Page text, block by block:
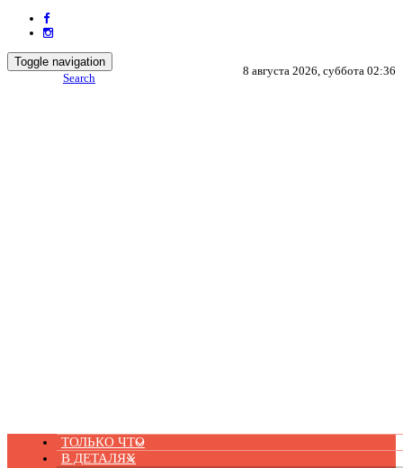
8 августа 2026, суббота 02:36
Toggle navigation
Search
ТОЛЬКО ЧТО
В ДЕТАЛЯХ